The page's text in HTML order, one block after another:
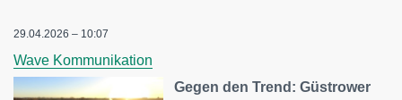
29.04.2026 – 10:07
Wave Kommunikation
Gegen den Trend: Güstrower